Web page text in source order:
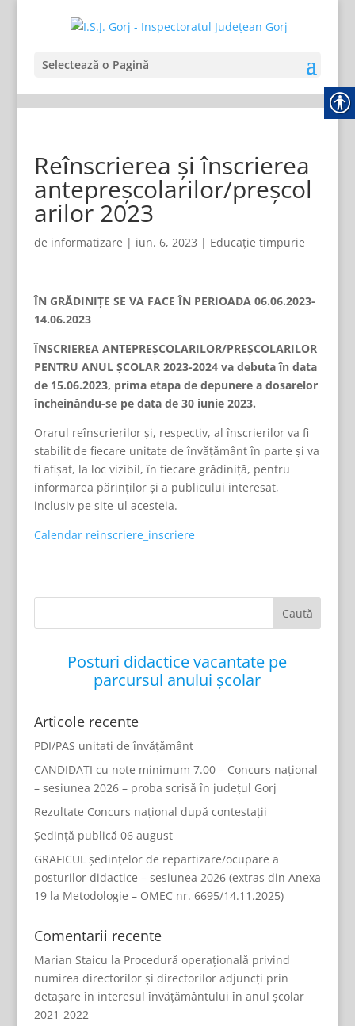
Selectează o Pagină
Reînscrierea și înscrierea
antepreșcolarilor/preșcol
arilor 2023
de informatizare | iun. 6, 2023 | Educație timpurie
ÎN GRĂDINIȚE SE VA FACE ÎN PERIOADA 06.06.2023-
14.06.2023
ÎNSCRIEREA ANTEPREȘCOLARILOR/PREȘCOLARILOR
PENTRU ANUL ŞCOLAR 2023-2024 va debuta în data
de 15.06.2023, prima etapa de depunere a dosarelor
încheinându-se pe data de 30 iunie 2023.
Orarul reînscrierilor şi, respectiv, al înscrierilor va fi
stabilit de fiecare unitate de învățământ în parte şi va
fi afișat, la loc vizibil, în fiecare grădiniță, pentru
informarea părinților şi a publicului interesat,
inclusiv pe site-ul acesteia.
Calendar reinscriere_inscriere
Posturi didactice vacantate pe
parcursul anului școlar
Articole recente
PDI/PAS unitati de învățământ
CANDIDAȚI cu note minimum 7.00 – Concurs național
– sesiunea 2026 – proba scrisă în județul Gorj
Rezultate Concurs național după contestații
Ședință publică 06 august
GRAFICUL ședințelor de repartizare/ocupare a
posturilor didactice – sesiunea 2026 (extras din Anexa
19 la Metodologie – OMEC nr. 6695/14.11.2025)
Comentarii recente
Marian Staicu la Procedură operațională privind
numirea directorilor și directorilor adjuncți prin
detașare în interesul învățământului în anul școlar
2021-2022